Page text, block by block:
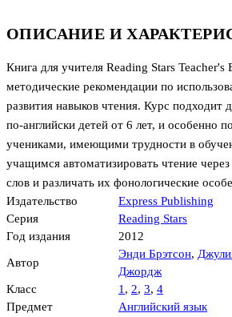
ОПИСАНИЕ И
Книга для учителя Reading Stars Teacher's
методические рекомендации по
развития навыков чтения. Курс подходит
по-английски детей от 6 лет, и особенно
учениками, имеющими трудности в
учащимся автоматизировать чтение
слов и различать их фонологические
Издательство
Express Publishing
Серия
Reading Stars
Год издания
2012
Автор
Энди Брэтсон,
Джордж
Класс
1, 2, 3, 4
Предмет
Английский язык